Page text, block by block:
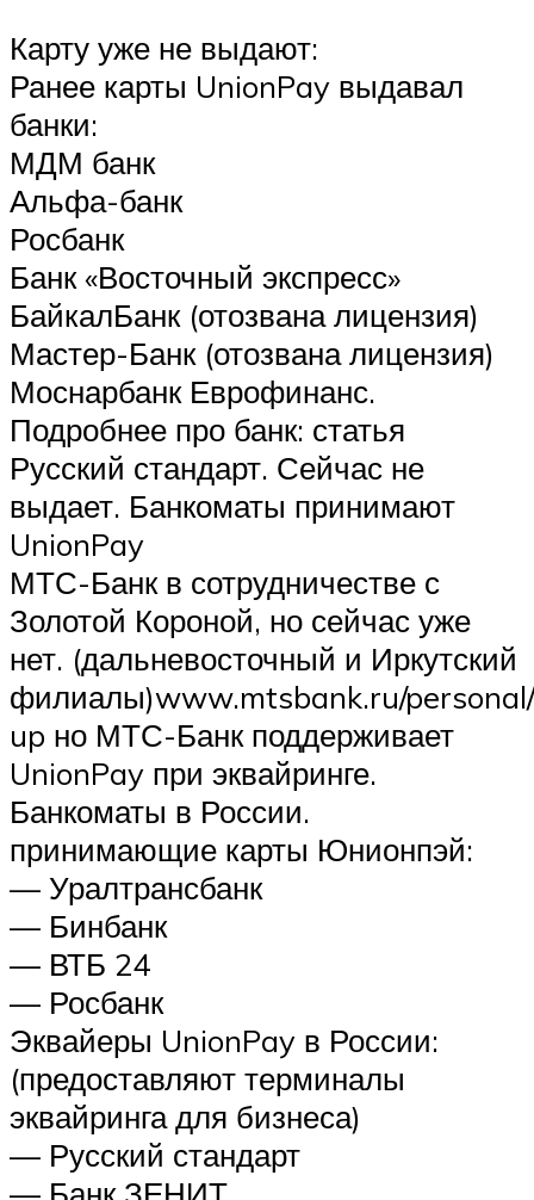
Карту уже не выдают:
Ранее карты UnionPay выдавал
банки:
МДМ банк
Альфа-банк
Росбанк
Банк «Восточный экспресс»
БайкалБанк (отозвана лицензия)
Мастер-Банк (отозвана лицензия)
Моснарбанк Еврофинанс.
Подробнее про банк: статья
Русский стандарт. Сейчас не
выдает. Банкоматы принимают
UnionPay
МТС-Банк в сотрудничестве с
Золотой Короной, но сейчас уже
нет. (дальневосточный и Иркутский
филиалы)www.mtsbank.ru/
up но МТС-Банк поддерживает
UnionPay при эквайринге.
Банкоматы в России.
принимающие карты Юнионпэй:
— Уралтрансбанк
— Бинбанк
— ВТБ 24
— Росбанк
Эквайеры UnionPay в России:
(предоставляют терминалы
эквайринга для бизнеса)
— Русский стандарт